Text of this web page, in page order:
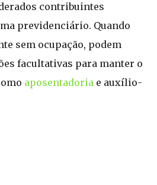
contribuintes
previdenciário. Quando
sem ocupação, podem
facultativas para manter o
aposentadoria e auxílio-